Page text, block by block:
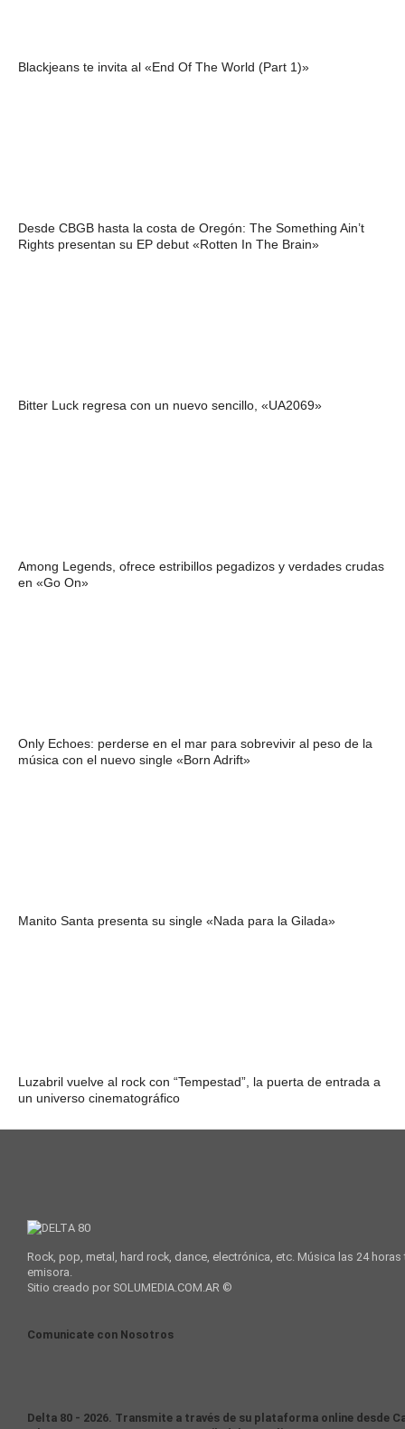
Blackjeans te invita al «End Of The World (Part 1)»
Desde CBGB hasta la costa de Oregón: The Something Ain’t
Rights presentan su EP debut «Rotten In The Brain»
Bitter Luck regresa con un nuevo sencillo, «UA2069»
Among Legends, ofrece estribillos pegadizos y verdades crudas
en «Go On»
Only Echoes: perderse en el mar para sobrevivir al peso de la
música con el nuevo single «Born Adrift»
Manito Santa presenta su single «Nada para la Gilada»
Luzabril vuelve al rock con “Tempestad”, la puerta de entrada a
un universo cinematográfico
Rock, pop, metal, hard rock, dance, electrónica, etc. Música las 24
emisora.
Sitio creado por SOLUMEDIA.COM.AR ©
Comunicate con Nosotros
Delta 80 - 2026. Transmite a través de su plataforma online desde